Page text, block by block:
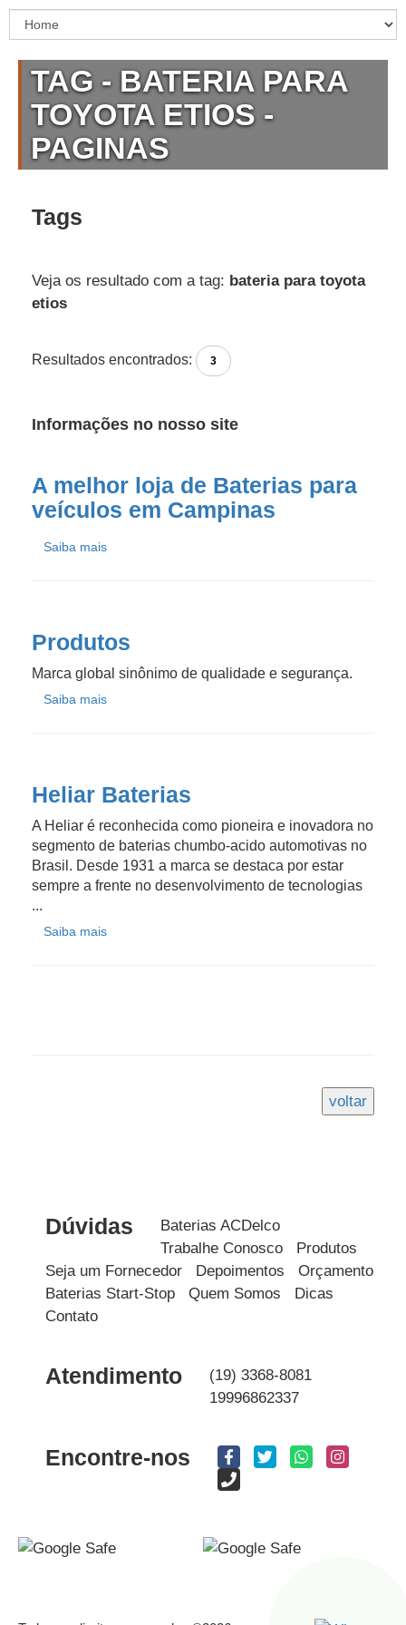
TAG - BATERIA PARA
TOYOTA ETIOS -
PAGINAS
Tags
Veja os resultado com a tag: bateria para toyota
etios
Resultados encontrados: 3
Informações no nosso site
A melhor loja de Baterias para
veículos em Campinas
Saiba mais
Produtos
Marca global sinônimo de qualidade e segurança.
Saiba mais
Heliar Baterias
A Heliar é reconhecida como pioneira e inovadora no
segmento de baterias chumbo-acido automotivas no
Brasil. Desde 1931 a marca se destaca por estar
sempre a frente no desenvolvimento de tecnologias
...
Saiba mais
Dúvidas
Baterias ACDelco
Trabalhe Conosco
Produtos
Seja um Fornecedor
Depoimentos
Orçamento
Baterias Start-Stop
Quem Somos
Dicas
Contato
Atendimento
(19) 3368-8081
19996862337
Encontre-nos